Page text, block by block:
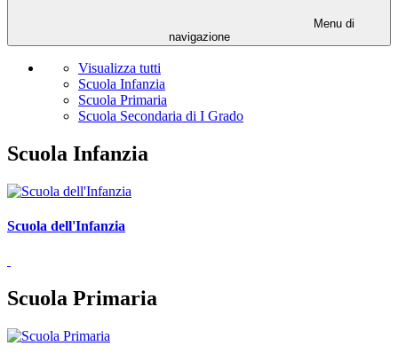
Menu di
navigazione
Visualizza tutti
Scuola Infanzia
Scuola Primaria
Scuola Secondaria di I Grado
Scuola Infanzia
Scuola dell'Infanzia
Scuola Primaria